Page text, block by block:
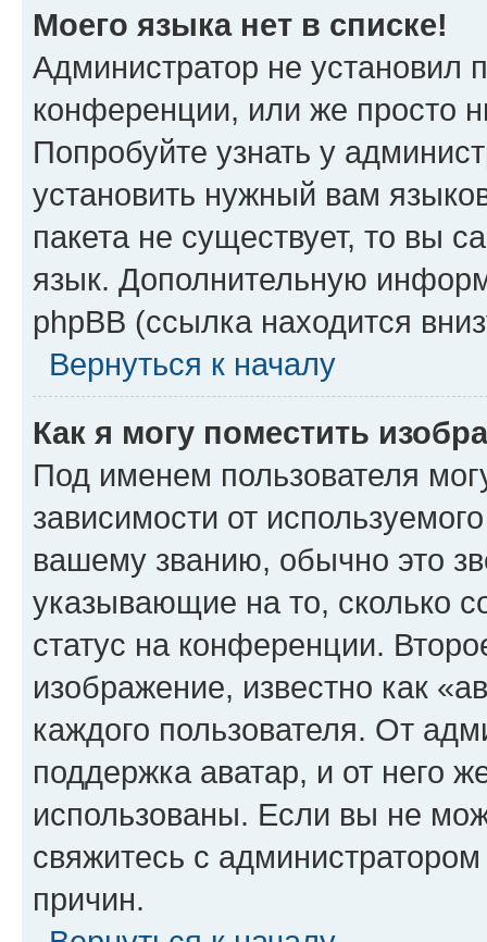
Моего языка нет в списке!
Администратор не установил
конференции, или же просто
Попробуйте узнать у
установить нужный вам
пакета не существует, то вы
язык. Дополнительную
phpBB (ссылка находится
Вернуться к началу
Как я могу поместить
Под именем пользователя
зависимости от
вашему званию, обычно это
указывающие на то, сколько
статус на конференции.
изображение, известно как
каждого пользователя. От
поддержка аватар, и от него
использованы. Если вы не
свяжитесь с
причин.